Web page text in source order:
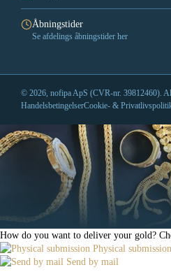
Åbningstider
Se afdelings åbningstider her
© 2026, nofipa ApS (CVR-nr. 39812460).
HandelsbetingelserCookie- &
How do you want to deliver your gold?
Physical submission
Send by mail